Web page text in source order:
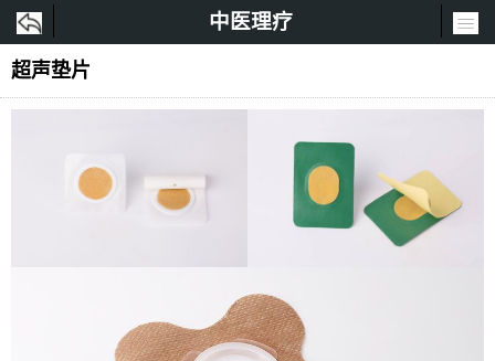
中医理疗
超声垫片